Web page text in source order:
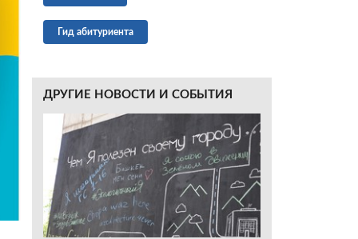
Гид абитуриента
ДРУГИЕ НОВОСТИ И СОБЫТИЯ